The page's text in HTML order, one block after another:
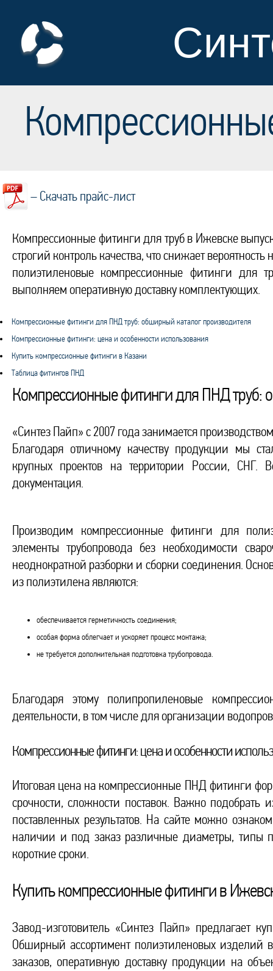
– Скачать прайс-лист
Компрессионные фитинги для труб в Ижевске
строгий контроль качества, что снижает
полиэтиленовые компрессионные фитинги для
выполняем оперативную доставку комплектующих.
Компрессионные фитинги для ПНД труб: обширный каталог производителя
Компрессионные фитинги: цена и особенности использования
Купить компрессионные фитинги в Казани
Таблица фитингов ПНД
Компрессионные фитинги для ПНД труб:
«Синтез Пайп» с 2007 года занимается
Благодаря отличному качеству продукции мы
крупных проектов на территории России, СНГ.
документация.
Производим компрессионные фитинги для
элементы трубопровода без необходимости
неоднократной разборки и сборки соединения.
из полиэтилена являются:
обеспечивается герметичность соединения;
особая форма облегчает и ускоряет процесс монтажа;
не требуется дополнительная подготовка трубопровода.
Благодаря этому полипропиленовые
деятельности, в том числе для организации
Компрессионные фитинги: цена и особенности
Итоговая цена на компрессионные ПНД фитинги
срочности, сложности поставок. Важно подобрать
поставленных результатов. На сайте можно
наличии и под заказ различные диаметры, типы
короткие сроки.
Купить компрессионные фитинги в
Завод-изготовитель «Синтез Пайп» предлагает
Обширный ассортимент полиэтиленовых изделий
заказов, оперативную доставку продукции на